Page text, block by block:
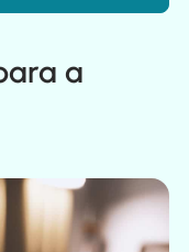
a